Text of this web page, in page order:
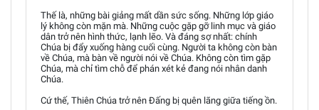
Thế là, những bài giảng mất dần sức sống. Những lớp giáo
lý không còn mặn mà. Những cuộc gặp gỡ linh mục và giáo
dân trở nên hình thức, lạnh lẽo. Và đáng sợ nhất: chính
Chúa bị đẩy xuống hàng cuối cùng. Người ta không còn bàn
về Chúa, mà bàn về người nói về Chúa. Không còn tìm gặp
Chúa, mà chỉ tìm chỗ để phán xét kẻ đang nói nhân danh
Chúa.
Cứ thế, Thiên Chúa trở nên Đấng bị quên lãng giữa tiếng ồn.